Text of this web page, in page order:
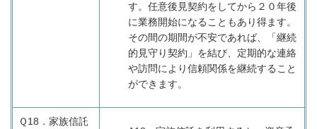
す。任意後見契約をしてから２０年後
に業務開始になることもあり得ます。
その間の期間が不安であれば、「継続
的見守り契約」を結び、定期的な連絡
や訪問により信頼関係を継続すること
ができます。
Ｑ18． 家族信託